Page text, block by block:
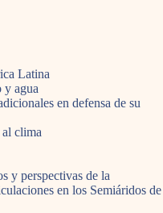
Latina
y agua
en defensa de su
clima
y perspectivas de la
en los Semiáridos de